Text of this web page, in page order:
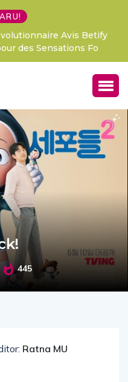
Avis Betify
des Sensations Fo
445
Ratna MU